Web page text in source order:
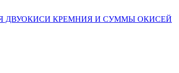
ДВУОКИСИ КРЕМНИЯ И СУММЫ ОКИСЕЙ